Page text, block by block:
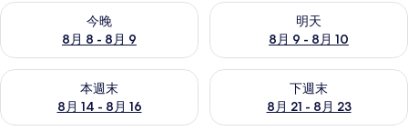
今晚
8月 8 - 8月 9
查看今晚 (8月 8 - 8月 9) 的供應情況
明天
8月 9 - 8月 10
查看明天 (8月 9 - 8月 10) 的供
本週末
8月 14 - 8月 16
查看本週末 (8月 14 - 8月 16) 的供應情況
下週末
8月 21 - 8月 23
查看下週末 (8月 21 - 8月 23)